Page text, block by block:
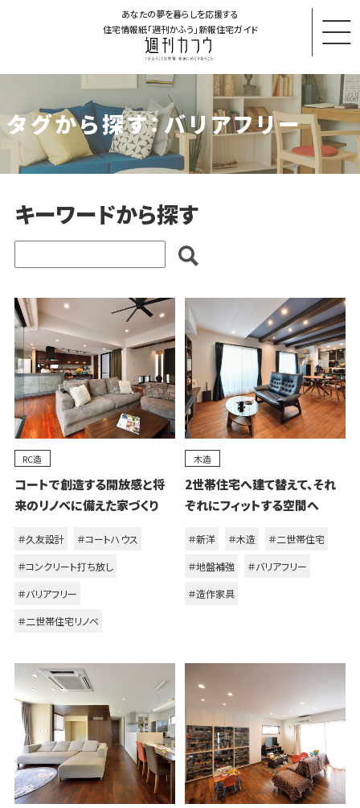
あなたの夢を暮らしを応援する
住宅情報紙「週刊かふう」新報住宅ガイド
タグから探す：バリアフリー
キーワードから探す
RC造
コートで創造する開放感と将
来のリノベに備えた家づくり
＃久友設計
＃コートハウス
＃コンクリート打ち放し
＃バリアフリー
＃二世帯住宅リノベ
木造
2世帯住宅へ建て替えて、それ
ぞれにフィットする空間へ
＃新洋 ＃木造
＃二世帯住宅
＃地盤補強
＃バリアフリー
＃造作家具